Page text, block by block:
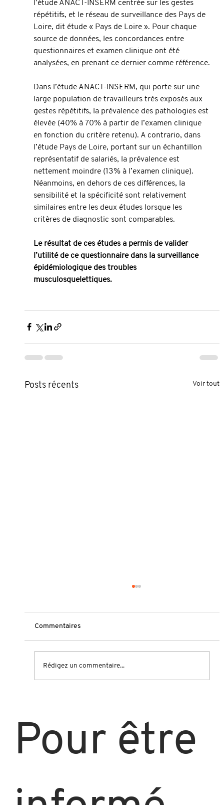
Pour être
l’étude ANACT-INSERM centrée sur les gestes
répétitifs, et le réseau de surveillance des Pays de
Loire, dit étude « Pays de Loire ». Pour chaque
source de données, les concordances entre
questionnaires et examen clinique ont été
analysées, en prenant ce dernier comme référence.
Dans l’étude ANACT-INSERM, qui porte sur une
large population de travailleurs très exposés aux
gestes répétitifs, la prévalence des pathologies est
élevée (40% à 70% à partir de l’examen clinique
en fonction du critère retenu). A contrario, dans
l’étude Pays de Loire, portant sur un échantillon
représentatif de salariés, la prévalence est
nettement moindre (13% à l’examen clinique).
Néanmoins, en dehors de ces différences, la
sensibilité et la spécificité sont relativement
similaires entre les deux études lorsque les
critères de diagnostic sont comparables.
Le résultat de ces études a permis de valider
l’utilité de ce questionnaire dans la surveillance
épidémiologique des troubles
musculosquelettiques.
Posts récents Voir tout
Commentaires
Rédigez un commentaire...